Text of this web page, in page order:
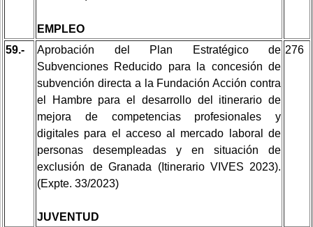
EMPLEO
59.-
Aprobación del Plan Estratégico de
Subvenciones Reducido para la concesión de
subvención directa a la Fundación Acción contra
el Hambre para el desarrollo del itinerario de
mejora de competencias profesionales y
digitales para el acceso al mercado laboral de
personas desempleadas y en situación de
exclusión de Granada (Itinerario VIVES 2023).
(Expte. 33/2023)
JUVENTUD
276